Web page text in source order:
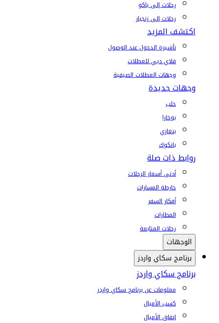
رحلات إلى باكو
رحلات إلى زنجبار
اكتشف المزيد
تأشيرة الدخول عند الوصول
فلاي دبي للعطلات
وجهات العطلات الصيفية
وجهات جديدة
حلب
بوخارا
بنغازي
بانكوك
روابط ذات صلة
أدنى أسعار الرحلات
خارطة المسارات
أفكار السفر
المطارات
رحلات المتابعة
الوجهات
برنامج سكاي واردز
برنامج سكاي واردز
معلومات عن برنامج سكاي واردز
كسب الأميال
إنفاق الأميال